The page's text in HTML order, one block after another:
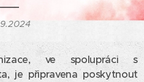
ve spolupráci s
je připravena poskytnout